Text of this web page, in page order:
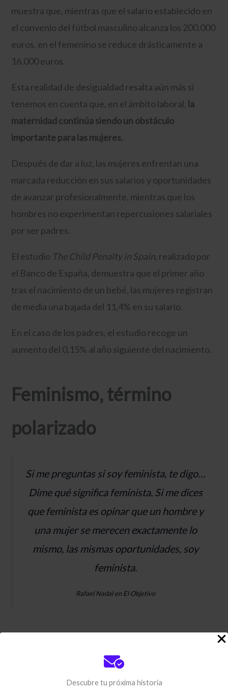
Descubre tu próxima historia
muestra que, mientras que el salario establecido en
el convenio del fútbol masculino alcanza los 200.000
euros, en el femenino se reduce drásticamente a
16.000 euros.
Esta realidad de desigualdad resalta aún más si
tenemos en cuenta que, en el ámbito laboral, la
maternidad continúa siendo un obstáculo
importante para las mujeres.
Después de dar a luz, las mujeres enfrentan una
marcada reducción en sus salarios y oportunidades
de avanzar profesionalmente, mientras que los
hombres no experimentan repercusiones salariales
por ser padres.
El estudio The Child Penalty in Spain, realizado por
el Banco de España, demuestra que el primer año
tras el nacimiento de un bebé, las mujeres registran
de media una bajada del 11,4% en su salario.
En el caso de los padres, el estudio recoge un
aumento del 0,15% al año siguiente del nacimiento.
Feminismo, término
polarizado
Si me preguntas si soy feminista, te digo…
Dime qué significa feminista. Si me dices
que feminista es opinar que un hombre y
una mujer se merecen exactamente lo
mismo, las mismas oportunidades, soy
feminista.
Rafael Nadal en El Objetivo
diferencias ideológicas, las narrativas de los medios
de comunicación y la política han utilizado,
indebidamente en gran parte de los casos, esta